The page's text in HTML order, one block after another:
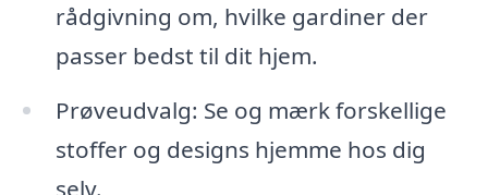
rådgivning om, hvilke gardiner der
passer bedst til dit hjem.
Prøveudvalg: Se og mærk forskellige
stoffer og designs hjemme hos dig
selv.